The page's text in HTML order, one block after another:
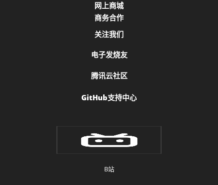
网上商城
商务合作
关注我们
电子发烧友
腾讯云社区
GitHub支持中心
B站